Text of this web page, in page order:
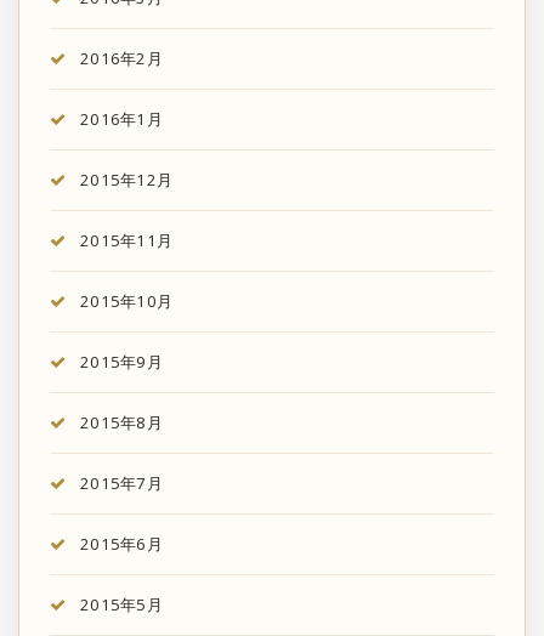
2016年2月
2016年1月
2015年12月
2015年11月
2015年10月
2015年9月
2015年8月
2015年7月
2015年6月
2015年5月